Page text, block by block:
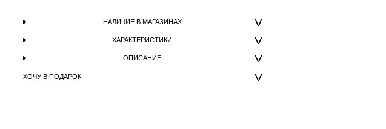
НАЛИЧИЕ В МАГАЗИНАХ
ХАРАКТЕРИСТИКИ
ОПИСАНИЕ
ХОЧУ В ПОДАРОК